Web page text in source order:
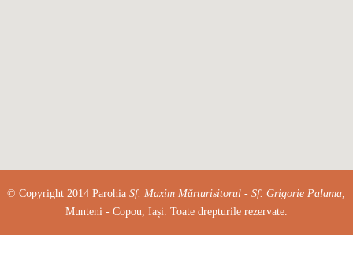
© Copyright 2014 ParohiaSf. Maxim Mărturisitorul - Sf. Grigorie Palama,
Munteni - Copou, Iași. Toate drepturile rezervate.